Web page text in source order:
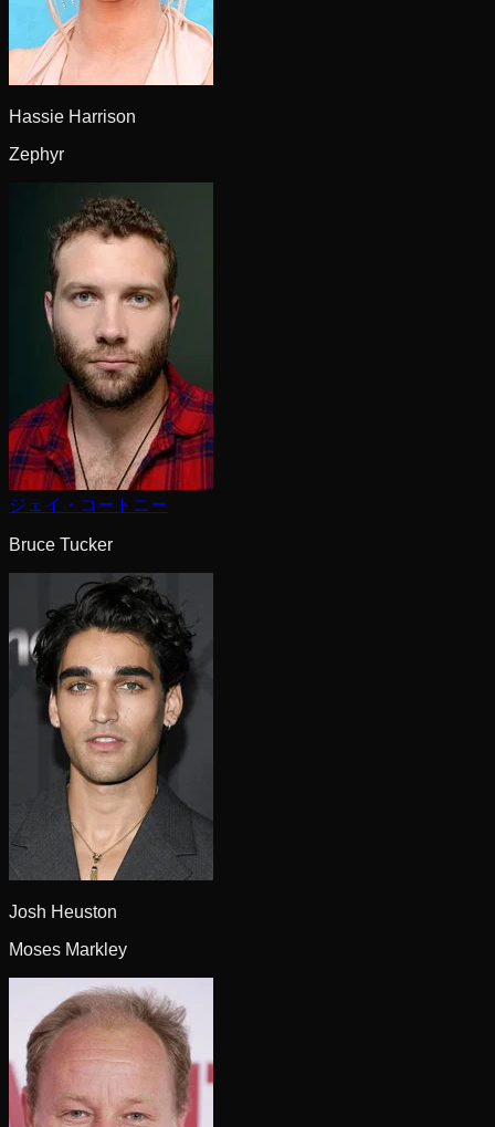
Hassie Harrison
Zephyr
ジェイ・コートニー
Bruce Tucker
Josh Heuston
Moses Markley